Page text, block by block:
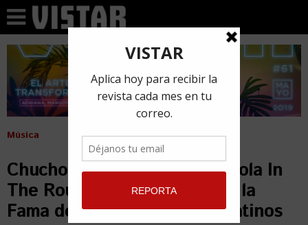
Música
Chucho Valdés y Aymée Nuviola In
The Round junto al Salón de la
Fama de los Compositores Latinos